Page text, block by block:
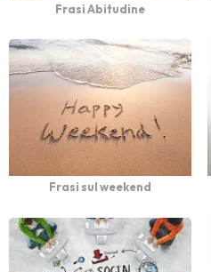
Frasi Abitudine
Frasi sul weekend